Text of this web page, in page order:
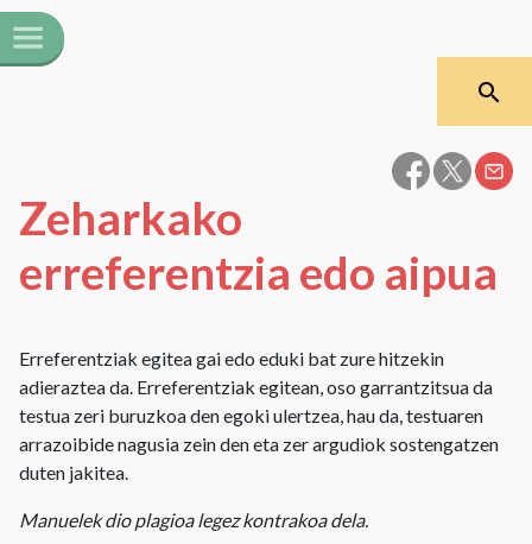
Zeharkako
erreferentzia edo aipua
Erreferentziak egitea gai edo eduki bat zure hitzekin
adieraztea da. Erreferentziak egitean, oso garrantzitsua da
testua zeri buruzkoa den egoki ulertzea, hau da, testuaren
arrazoibide nagusia zein den eta zer argudiok sostengatzen
duten jakitea.
Manuelek dio plagioa legez kontrakoa dela.